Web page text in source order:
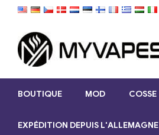
Myvapesite.de
e-
BOUTIQUE MOD COSSE
EXPÉDITION DEPUIS L'ALLEMAGNE